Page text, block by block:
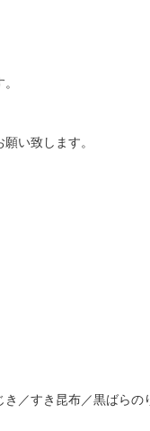
い致します。
／すき昆布／黒ばらの